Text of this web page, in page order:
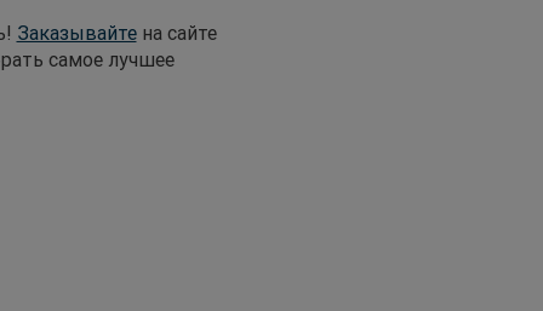
Заказывайтена сайте
самое лучшее